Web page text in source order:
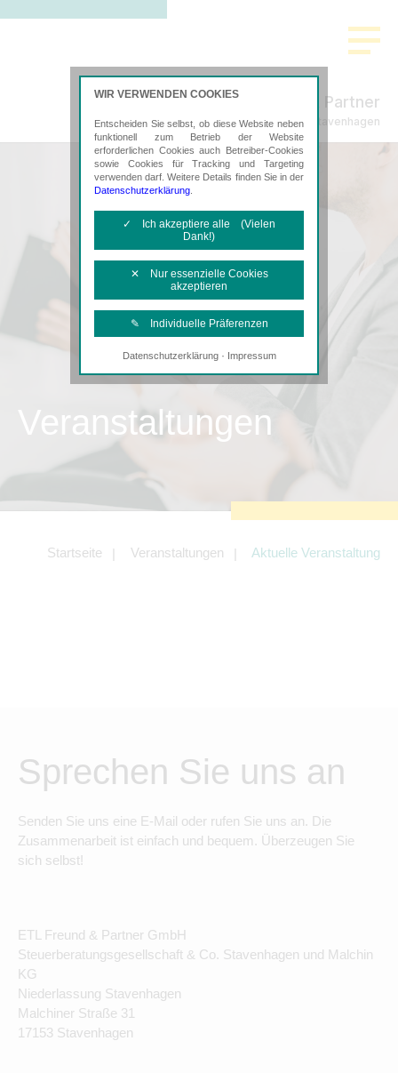
Freund & Partner
Steuerberatung in Stavenhagen
Veranstaltungen
Startseite Veranstaltungen Aktuelle Veranstaltung
Sprechen Sie uns an
Senden Sie uns eine E-Mail oder rufen Sie uns an. Die
Zusammenarbeit ist einfach und bequem. Überzeugen Sie
sich selbst!
ETL Freund & Partner GmbH
Steuerberatungsgesellschaft & Co. Stavenhagen und Malchin
KG
Niederlassung Stavenhagen
Malchiner Straße 31
17153 Stavenhagen
WIR VERWENDEN COOKIES
Entscheiden Sie selbst, ob diese Website neben
funktionell zum Betrieb der Website
erforderlichen Cookies auch Betreiber-Cookies
sowie Cookies für Tracking und Targeting
verwenden darf. Weitere Details finden Sie in der
Datenschutzerklärung
✓ Ich akzeptiere alle (Vielen
Dank!)
✕ Nur essenzielle Cookies
akzeptieren
✎ Individuelle Präferenzen
Notwendige Cookies
Diese Cookies sind erforderlich, um die
Tracking- und Targeting-Cookies
Angebotes einschließlich der
Angeboten von z.B. Facebook und
LinkedIn.
Datenschutzerklärung· Impressum